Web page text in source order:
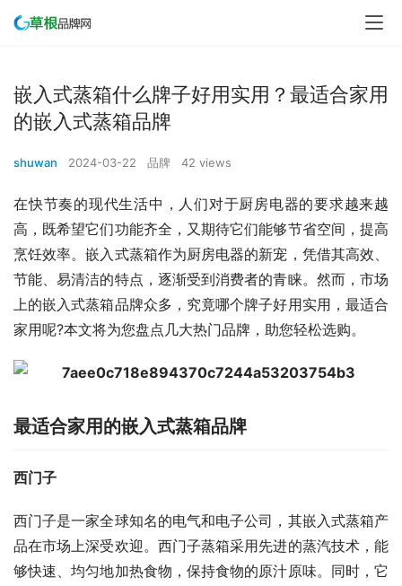
嵌入式蒸箱什么牌子好用实用？最适合家用
的嵌入式蒸箱品牌
shuwan 2024-03-22 品牌 42 views
在快节奏的现代生活中，人们对于厨房电器的要求越来越
高，既希望它们功能齐全，又期待它们能够节省空间，提高
烹饪效率。嵌入式蒸箱作为厨房电器的新宠，凭借其高效、
节能、易清洁的特点，逐渐受到消费者的青睐。然而，市场
上的嵌入式蒸箱品牌众多，究竟哪个牌子好用实用，最适合
家用呢?本文将为您盘点几大热门品牌，助您轻松选购。
最适合家用的嵌入式蒸箱品牌
西门子
西门子是一家全球知名的电气和电子公司，其嵌入式蒸箱产
品在市场上深受欢迎。西门子蒸箱采用先进的蒸汽技术，能
够快速、均匀地加热食物，保持食物的原汁原味。同时，它